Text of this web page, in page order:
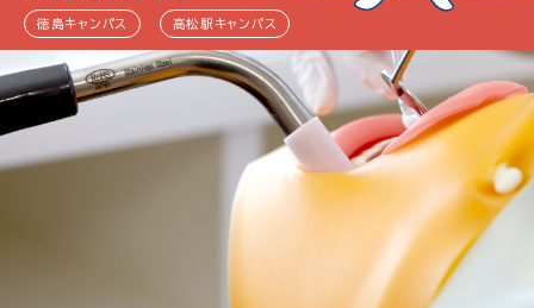
徳島キャンパス 高松駅キャンパス
学科一覧
理学療法学科
人間福祉学科
臨床工学科
ホーム 学部・学科 保健福祉学部